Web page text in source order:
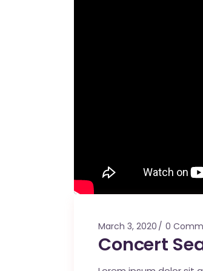
March 3, 2020 0
Concert